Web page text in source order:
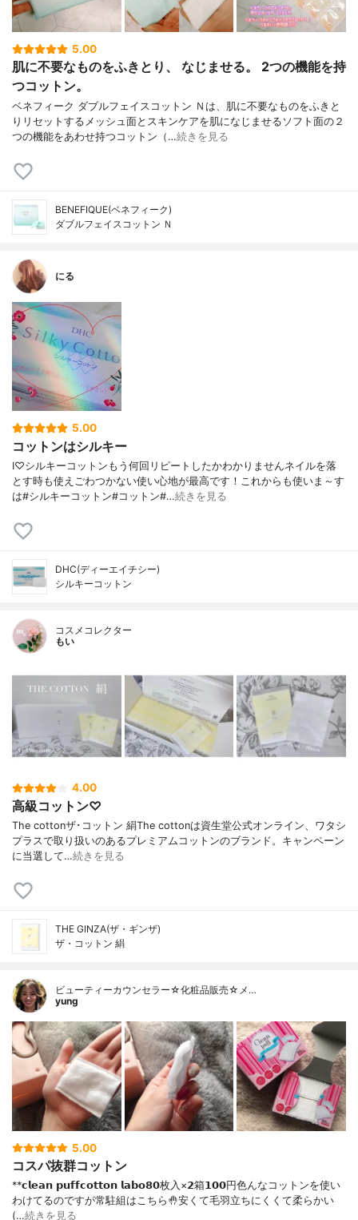
5.00
肌に不要なものをふきとり、 なじませる。 2つの機能を持
つコットン。
ベネフィーク ダブルフェイスコットン Ｎは、肌に不要なものをふきと
りリセットするメッシュ面とスキンケアを肌になじませるソフト面の２
つの機能をあわせ持つコットン（…続きを見る
BENEFIQUE(ベネフィーク)
ダブルフェイスコットン Ｎ
にる
5.00
コットンはシルキー
I♡シルキーコットンもう何回リピートしたかわかりませんネイルを落
とす時も使えごわつかない使い心地が最高です！これからも使いま～す
は#シルキーコットン#コットン#…続きを見る
DHC(ディーエイチシー)
シルキーコットン
コスメコレクター
もい
4.00
高級コットン♡
The cottonザ･コットン 絹The cottonは資生堂公式オンライン、ワタシ
プラスで取り扱いのあるプレミアムコットンのブランド。キャンペーン
に当選して…続きを見る
THE GINZA(ザ・ギンザ)
ザ・コットン 絹
ビューティーカウンセラー☆化粧品販売☆メ…
yung
5.00
コスパ抜群コットン
**𝗰𝗹𝗲𝗮𝗻 𝗽𝘂𝗳𝗳𝗰𝗼𝘁𝘁𝗼𝗻 𝗹𝗮𝗯𝗼⁡𝟴𝟬枚入×𝟮箱𝟭𝟬𝟬円⁡⁡色んなコットンを使い
わけてるのですが常駐組はこちら🤚⁡安くて毛羽立ちにくくて柔らかい
(…続きを見る